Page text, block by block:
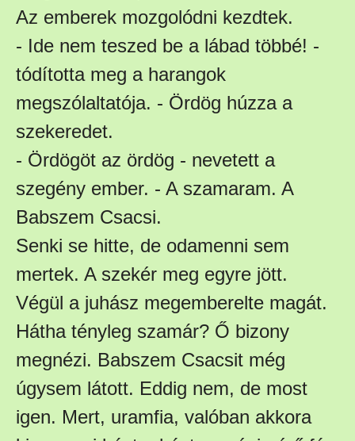
Az emberek mozgolódni kezdtek.
- Ide nem teszed be a lábad többé! -
tódította meg a harangok
megszólaltatója. - Ördög húzza a
szekeredet.
- Ördögöt az ördög - nevetett a
szegény ember. - A szamaram. A
Babszem Csacsi.
Senki se hitte, de odamenni sem
mertek. A szekér meg egyre jött.
Végül a juhász megemberelte magát.
Hátha tényleg szamár? Ő bizony
megnézi. Babszem Csacsit még
úgysem látott. Eddig nem, de most
igen. Mert, uramfia, valóban akkora